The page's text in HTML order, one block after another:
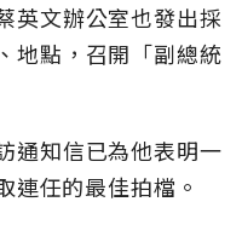
英文辦公室也發出採
地點，召開「副總統
通知信已為他表明一
連任的最佳拍檔。